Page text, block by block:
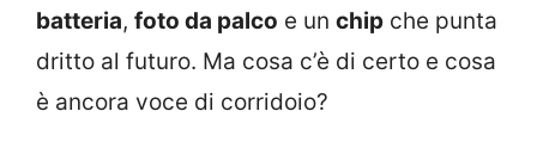
batteria, foto da palco e un chip che punta
dritto al futuro. Ma cosa c’è di certo e cosa
è ancora voce di corridoio?